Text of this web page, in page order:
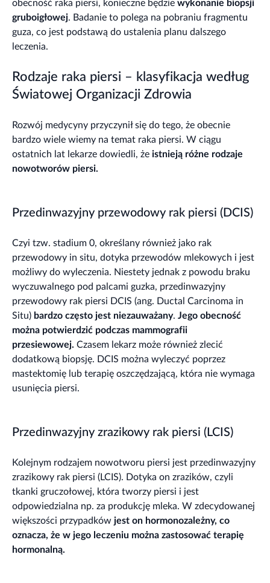
obecność raka piersi, konieczne będzie wykonanie biopsji
gruboigłowej. Badanie to polega na pobraniu fragmentu
guza, co jest podstawą do ustalenia planu dalszego
leczenia.
Rodzaje raka piersi – klasyfikacja według
Światowej Organizacji Zdrowia
Rozwój medycyny przyczynił się do tego, że obecnie
bardzo wiele wiemy na temat raka piersi. W ciągu
ostatnich lat lekarze dowiedli, że istnieją różne rodzaje
nowotworów piersi.
Przedinwazyjny przewodowy rak piersi (DCIS)
Czyi tzw. stadium 0, określany również jako rak
przewodowy in situ, dotyka przewodów mlekowych i jest
możliwy do wyleczenia. Niestety jednak z powodu braku
wyczuwalnego pod palcami guzka, przedinwazyjny
przewodowy rak piersi DCIS (ang. Ductal Carcinoma in
Situ) bardzo często jest niezauważany. Jego obecność
można potwierdzić podczas mammografii
przesiewowej. Czasem lekarz może również zlecić
dodatkową biopsję. DCIS można wyleczyć poprzez
mastektomię lub terapię oszczędzającą, która nie wymaga
usunięcia piersi.
Przedinwazyjny zrazikowy rak piersi (LCIS)
Kolejnym rodzajem nowotworu piersi jest przedinwazyjny
zrazikowy rak piersi (LCIS). Dotyka on zrazików, czyli
tkanki gruczołowej, która tworzy piersi i jest
odpowiedzialna np. za produkcję mleka. W zdecydowanej
większości przypadków jest on hormonozależny, co
oznacza, że w jego leczeniu można zastosować terapię
hormonalną.